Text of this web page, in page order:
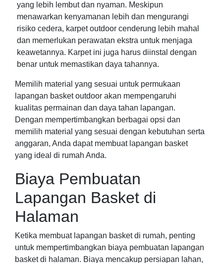
yang lebih lembut dan nyaman. Meskipun
menawarkan kenyamanan lebih dan mengurangi
risiko cedera, karpet outdoor cenderung lebih mahal
dan memerlukan perawatan ekstra untuk menjaga
keawetannya. Karpet ini juga harus diinstal dengan
benar untuk memastikan daya tahannya.
Memilih material yang sesuai untuk permukaan
lapangan basket outdoor akan mempengaruhi
kualitas permainan dan daya tahan lapangan.
Dengan mempertimbangkan berbagai opsi dan
memilih material yang sesuai dengan kebutuhan serta
anggaran, Anda dapat membuat lapangan basket
yang ideal di rumah Anda.
Biaya Pembuatan
Lapangan Basket di
Halaman
Ketika membuat lapangan basket di rumah, penting
untuk mempertimbangkan biaya pembuatan lapangan
basket di halaman. Biaya mencakup persiapan lahan,